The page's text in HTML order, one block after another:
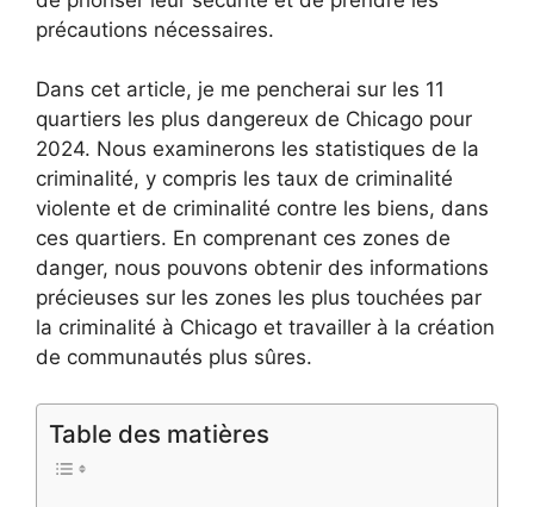
précautions nécessaires.
Dans cet article, je me pencherai sur les 11
quartiers les plus dangereux de Chicago pour
2024. Nous examinerons les statistiques de la
criminalité, y compris les taux de criminalité
violente et de criminalité contre les biens, dans
ces quartiers. En comprenant ces zones de
danger, nous pouvons obtenir des informations
précieuses sur les zones les plus touchées par
la criminalité à Chicago et travailler à la création
de communautés plus sûres.
Table des matières